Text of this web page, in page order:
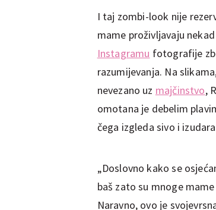
I taj zombi-look nije
mame proživljavaju
Instagramu fotografije
razumijevanja. Na
nevezano uz majčinstvo,
omotana je debelim
čega izgleda sivo i
„Doslovno kako se
baš zato su mnoge
Naravno, ovo je